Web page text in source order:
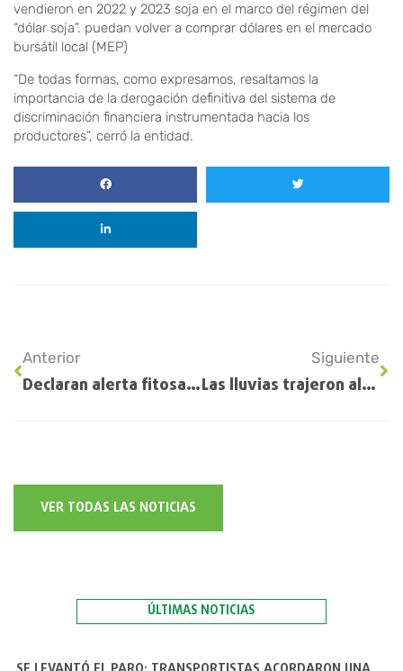
vendieron en 2022 y 2023 soja en el marco del régimen del
“dólar soja”. puedan volver a comprar dólares en el mercado
bursátil local (MEP)
“De todas formas, como expresamos, resaltamos la
importancia de la derogación definitiva del sistema de
discriminación financiera instrumentada hacia los
productores”, cerró la entidad.
Anterior
Declaran alerta fitosanitaria por una plaga que devora cultivos: están bajo riesgo más de US$ 3.700 millones del campo argentino
Siguiente
Las lluvias trajeron alivio pero aún quedan zonas donde falta agua
VER TODAS LAS NOTICIAS
ÚLTIMAS NOTICIAS